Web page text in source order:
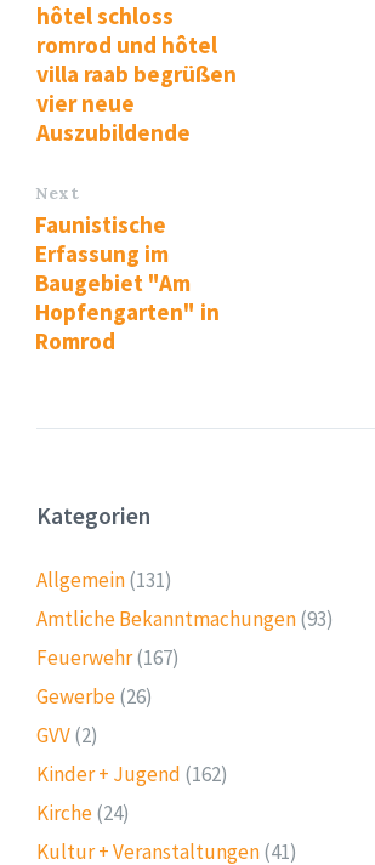
hôtel schloss
romrod und hôtel
villa raab begrüßen
vier neue
Auszubildende
Next
Faunistische
Erfassung im
Baugebiet "Am
Hopfengarten" in
Romrod
Kategorien
Allgemein(131)
Amtliche Bekanntmachungen(93)
Feuerwehr(167)
Gewerbe(26)
GVV(2)
Kinder + Jugend (162)
Kirche(24)
Kultur + Veranstaltungen(41)